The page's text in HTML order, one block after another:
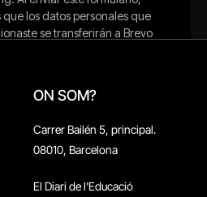
ON SOM?
Carrer Bailén 5, principal.
08010, Barcelona
El Diari de l'Educació